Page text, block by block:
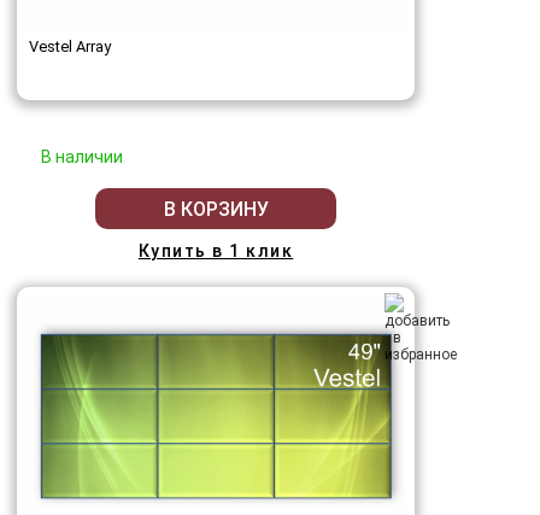
Vestel Array
В наличии
В КОРЗИНУ
Купить в 1 клик